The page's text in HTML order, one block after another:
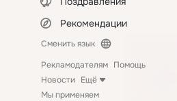
Рекомендации
Сменить язык
Рекламодателям Помощь
Новости Ещё
Мы применяем